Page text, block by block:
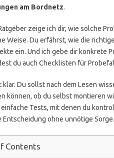
am Bordnetz.
zeige ich dir, wie solche
Weise. Du erfährst, wie die
ein. Und ich gebe dir konkrete
du auch Checklisten für
klar. Du sollst nach dem Lesen
können, ob du selbst montieren
einfache Tests, mit denen du
Entscheidung ohne unnötige Sorge.
Contents